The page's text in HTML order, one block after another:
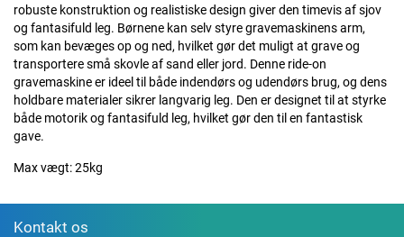
robuste konstruktion og realistiske design giver den timevis af sjov
og fantasifuld leg. Børnene kan selv styre gravemaskinens arm,
som kan bevæges op og ned, hvilket gør det muligt at grave og
transportere små skovle af sand eller jord. Denne ride-on
gravemaskine er ideel til både indendørs og udendørs brug, og dens
holdbare materialer sikrer langvarig leg. Den er designet til at styrke
både motorik og fantasifuld leg, hvilket gør den til en fantastisk
gave.
Max vægt: 25kg
Kontakt os